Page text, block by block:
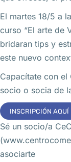
El martes 18/5 a
curso “El arte de
bridaran tips y
este nuevo
Capacítate con
socio o socia de
INSCRIPCIÓN AQUÍ
Sé un socio/a
asociarte